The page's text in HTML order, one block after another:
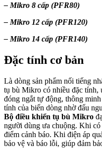
– Mikro 8 cấp (PFR80)
– Mikro 12 cấp (PFR120)
– Mikro 14 cấp (PFR140)
Đặc tính cơ bản
Là dòng sản phẩm nối tiếng
tụ bù Mikro có nhiều đặc tính,
đóng ngắt tự động, thông
tính của biến dòng nhờ đấu
Bộ điều khiển tụ bù Mikro
người dùng ưa chuộng. Khi
điểm cảnh báo. Khi điện áp
bảo vệ và báo lỗi, giúp đảm